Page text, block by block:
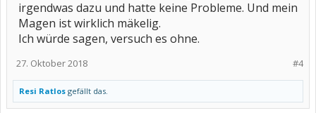
irgendwas dazu und hatte keine Probleme. Und mein
Magen ist wirklich mäkelig.
Ich würde sagen, versuch es ohne.
#4
27. Oktober 2018
Resi Ratlos gefällt das.